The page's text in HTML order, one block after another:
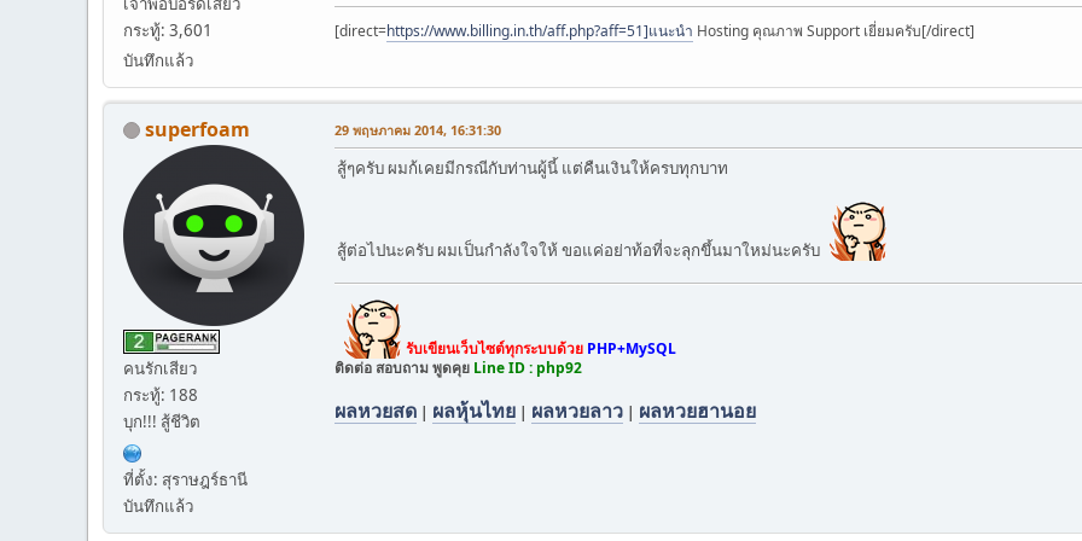
กระทู้: 3,601
บันทึกแล้ว
[direct=https://www.billing.in.th/aff.php?aff=51]แนะนำ Hosting คุณภาพ Support เยี่ยมครับ[/direct]
superfoam
คนรักเสียว
กระทู้: 188
บุก!!! สู้ชีวิต
ที่ตั้ง: สุราษฎร์ธานี
บันทึกแล้ว
29 พฤษภาคม 2014, 16:31:30
สู้ๆครับ ผมก้เคยมีกรณีกับท่านผู้นี้ แต่คืนเงินให้ครบทุกบาท
สู้ต่อไปนะครับ ผมเป็นกำลังใจให้ ขอแค่อย่าท้อที่จะลุกขึ้นมาใหม่นะครับ
รับเขียนเว็บไซต์ทุกระบบด้วย PHP+MySQL
ติดต่อ สอบถาม พูดคุย Line ID : php92
ผลหวยสด | ผลหุ้นไทย | ผลหวยลาว | ผลหวยฮานอย